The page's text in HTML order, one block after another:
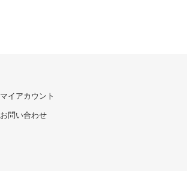
マイアカウント
お問い合わせ